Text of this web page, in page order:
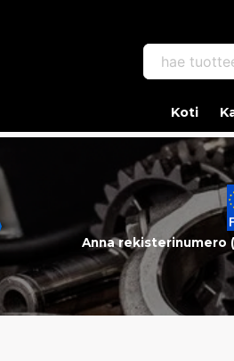
hae tuotteen
Koti
Anna rekisterinumero